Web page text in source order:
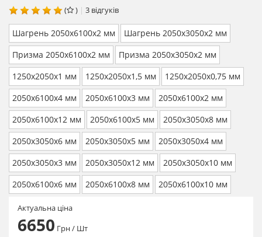
( ) | 3 відгуків
Шагрень 2050х6100х2 мм
Шагрень 2050х3050х2 мм
Призма 2050х6100х2 мм
Призма 2050х3050х2 мм
1250х2050х1 мм
1250х2050х1,5 мм
1250х2050х0,75 мм
2050х6100х4 мм
2050х6100х3 мм
2050х6100х2 мм
2050х6100х12 мм
2050х6100х5 мм
2050х3050х8 мм
2050х3050х6 мм
2050х3050х5 мм
2050х3050х4 мм
2050х3050х3 мм
2050х3050х12 мм
2050х3050х10 мм
2050х6100х6 мм
2050х6100х8 мм 2050х6100х10 мм
Актуальна ціна
6650 Грн/ Шт